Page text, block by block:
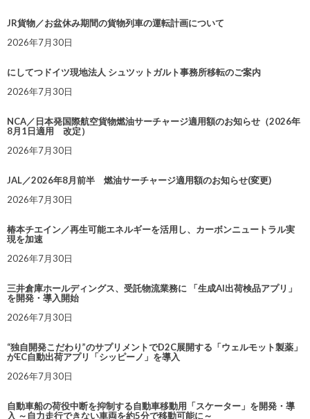
JR貨物／お盆休み期間の貨物列車の運転計画について
2026年7月30日
にしてつドイツ現地法人 シュツットガルト事務所移転のご案内
2026年7月30日
NCA／日本発国際航空貨物燃油サーチャージ適用額のお知らせ（2026年
8月1日適用 改定）
2026年7月30日
JAL／2026年8月前半 燃油サーチャージ適用額のお知らせ(変更)
2026年7月30日
椿本チエイン／再生可能エネルギーを活用し、カーボンニュートラル実
現を加速
2026年7月30日
三井倉庫ホールディングス、受託物流業務に 「生成AI出荷検品アプリ」
を開発・導入開始
2026年7月30日
“独自開発こだわり”のサプリメントでD2C展開する「ウェルモット製薬」
がEC自動出荷アプリ「シッピーノ」を導入
2026年7月30日
自動車船の荷役中断を抑制する自動車移動用「スケーター」を開発・導
入 ～自力走行できない車両を約5分で移動可能に～